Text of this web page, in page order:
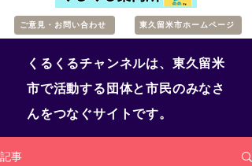
ご意見・お問い合わせ 東久留米市ホームページ
くるくるチャンネルは、東久留米
市で活動する団体と市民のみなさ
んをつなぐサイトです。
記事